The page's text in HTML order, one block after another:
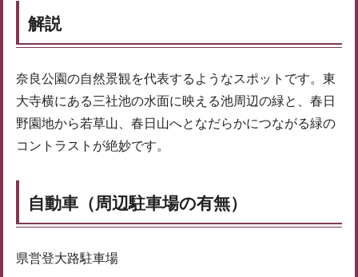
解説
奈良公園の自然景観を代表するようなスポットです。東
大寺横にある三社池の水面に映える池周辺の緑と、春日
野園地から若草山、春日山へとなだらかにつながる緑の
コントラストが絶妙です。
自動車（周辺駐車場の有無）
県営登大路駐車場